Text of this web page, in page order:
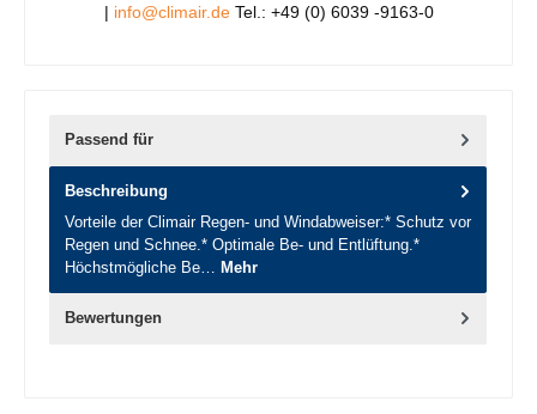
| info@climair.deTel.: +49 (0) 6039 -9163-0
Passend für
Beschreibung
Vorteile der Climair Regen- und Windabweiser:* Schutz vor
Regen und Schnee.* Optimale Be- und Entlüftung.*
Höchstmögliche Be… Mehr
Bewertungen